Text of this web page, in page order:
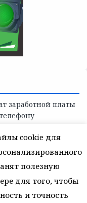
меры социальной
психологическую
cookie для
полезную
для того, чтобы
и точность